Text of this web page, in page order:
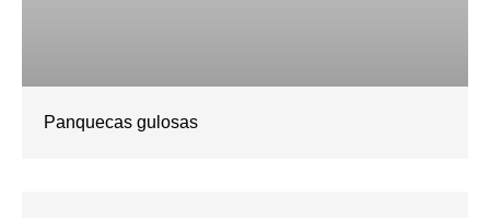
Panquecas gulosas